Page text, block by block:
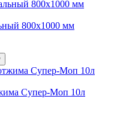
800х1000 мм
Супер-Моп 10л